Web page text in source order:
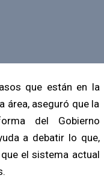
que están en la
área, aseguró que la
del Gobierno
a debatir lo que,
el sistema actual